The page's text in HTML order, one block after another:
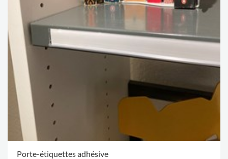
Porte-étiquettes adhésive